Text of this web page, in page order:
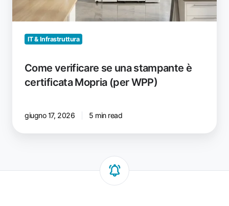
Mopria
(per
IT & Infrastruttura
Come verificare se una stampante è
certificata Mopria (per WPP)
giugno 17, 2026 5 min read